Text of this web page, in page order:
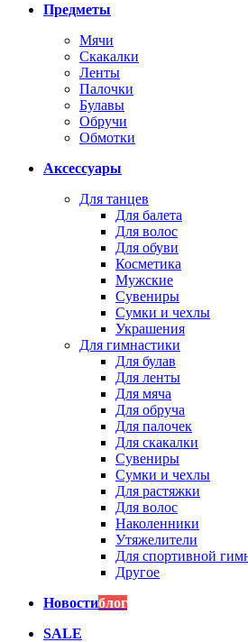
Предметы
Мячи
Скакалки
Ленты
Палочки
Булавы
Обручи
Обмотки
Аксессуары
Для танцев
Для балета
Для волос
Для обуви
Косметика
Мужские
Сувениры
Сумки и чехлы
Украшения
Для гимнастики
Для булав
Для ленты
Для мяча
Для обруча
Для палочек
Для скакалки
Сувениры
Сумки и чехлы
Для растяжки
Для волос
Наколенники
Утяжелители
Для спортивной
Другое
Новостиблог
SALE